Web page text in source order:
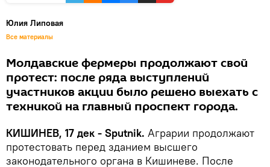
Юлия Липовая
Все материалы
Молдавские фермеры продолжают свой
протест: после ряда выступлений
участников акции было решено выехать с
техникой на главный проспект города.
КИШИНЕВ, 17 дек - Sputnik. Аграрии продолжают
протестовать перед зданием высшего
законодательного органа в Кишиневе. После